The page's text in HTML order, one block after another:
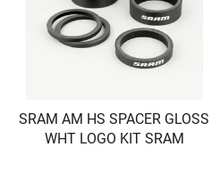
SRAM AM HS SPACER GLOSS
WHT LOGO KIT SRAM